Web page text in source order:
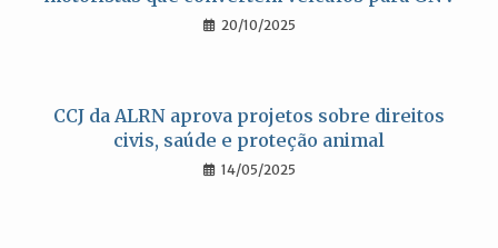
20/10/2025
CCJ da ALRN aprova projetos sobre direitos
civis, saúde e proteção animal
14/05/2025